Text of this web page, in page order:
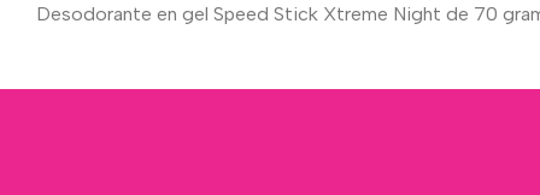
Desodorante en gel Speed Stick Xtreme Night de 70